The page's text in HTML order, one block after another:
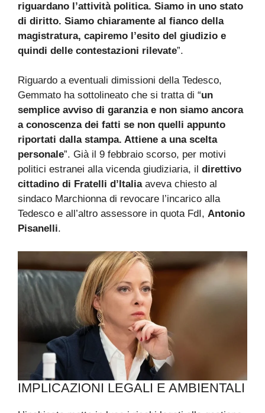
riguardano l’attività politica. Siamo in uno stato
di diritto. Siamo chiaramente al fianco della
magistratura, capiremo l’esito del giudizio e
quindi delle contestazioni rilevate”.
Riguardo a eventuali dimissioni della Tedesco,
Gemmato ha sottolineato che si tratta di “un
semplice avviso di garanzia e non siamo ancora
a conoscenza dei fatti se non quelli appunto
riportati dalla stampa. Attiene a una scelta
personale”. Già il 9 febbraio scorso, per motivi
politici estranei alla vicenda giudiziaria, il direttivo
cittadino di Fratelli d’Italiaaveva chiesto al
sindaco Marchionna di revocare l’incarico alla
Tedesco e all’altro assessore in quota FdI, Antonio
Pisanelli.
IMPLICAZIONI LEGALI E AMBIENTALI